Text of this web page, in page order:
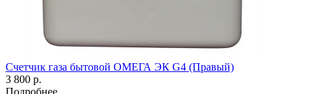
Счетчик газа бытовой ОМЕГА ЭК G4 (Правый)
3 800 р.
Подробнее